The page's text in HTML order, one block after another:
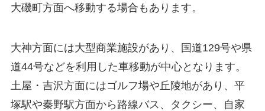
大磯町方面へ移動する場合もあります。
大神方面には大型商業施設があり、国道129号や県
道44号などを利用した車移動が中心となります。
土屋・吉沢方面にはゴルフ場や丘陵地があり、平
塚駅や秦野駅方面から路線バス、タクシー、自家